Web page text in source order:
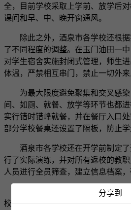
全，目前学校采取上学前、放学后
课间和早、中、晚开窗通风。
除此之外，酒泉市各学校还根据
了不同程度的调整。在玉门油田一
对学生宿舍实施封闭式管理，师生
体温，严禁相互串门，禁止一切外来
为最大限度避免聚集和交叉感染
间、如厕、就餐、放学等环节也都
实行错时错峰就餐，并在餐厅入口
部分学校餐桌还设置了隔板，防止学
酒泉市各学校还在开学前制定了
行了实际演练，并对所有返校的教
人员进行全员筛查，建立信息档案
酒泉市教育局表示，开学复课后
校园防控知识培训，教育引导师生提
分享到